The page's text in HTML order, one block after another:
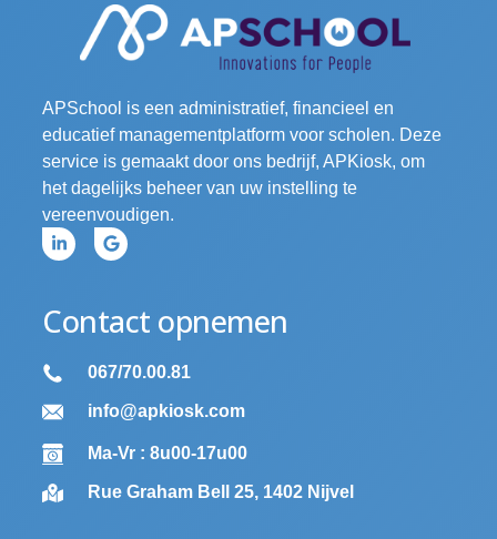
APSchool is een administratief, financieel en
educatief managementplatform voor scholen. Deze
service is gemaakt door ons bedrijf, APKiosk, om
het dagelijks beheer van uw instelling te
vereenvoudigen.
Contact opnemen
067/70.00.81
info@apkiosk.com
Ma-Vr : 8u00-17u00
Rue Graham Bell 25, 1402 Nijvel